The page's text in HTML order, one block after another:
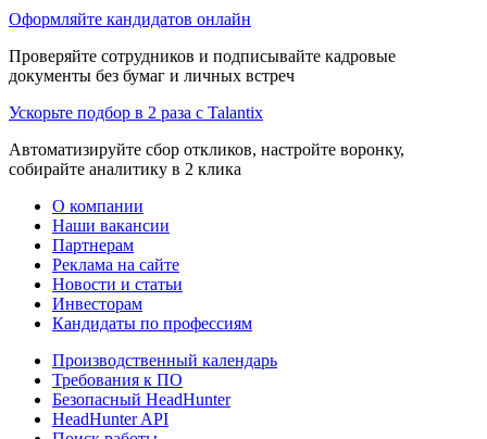
Оформляйте кандидатов онлайн
Проверяйте сотрудников и подписывайте кадровые
документы без бумаг и личных встреч
Ускорьте подбор в 2 раза с Talantix
Автоматизируйте сбор откликов, настройте воронку,
собирайте аналитику в 2 клика
О компании
Наши вакансии
Партнерам
Реклама на сайте
Новости и статьи
Инвесторам
Кандидаты по профессиям
Производственный календарь
Требования к ПО
Безопасный HeadHunter
HeadHunter API